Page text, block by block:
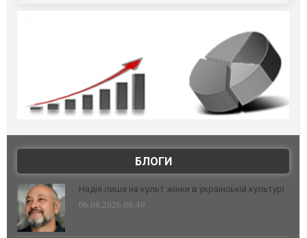
БЛОГИ
Надія лише на культ жінки в українській культурі
06.08.2026 08:49